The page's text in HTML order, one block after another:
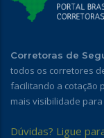
Corretoras de
todos os corretores
facilitando a cotação
mais visibilidade
Dúvidas? Ligue